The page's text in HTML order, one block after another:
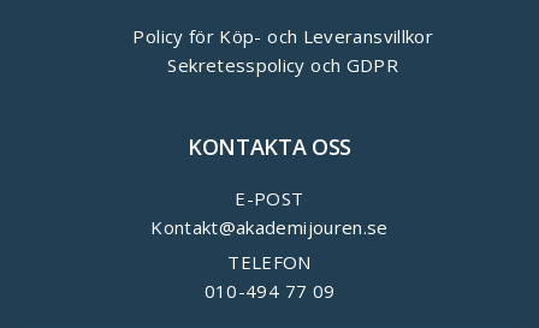
Policy för Köp- och Leveransvillkor
Sekretesspolicy och GDPR
KONTAKTA OSS
E-POST
Kontakt@akademijouren.se
TELEFON
010-494 77 09